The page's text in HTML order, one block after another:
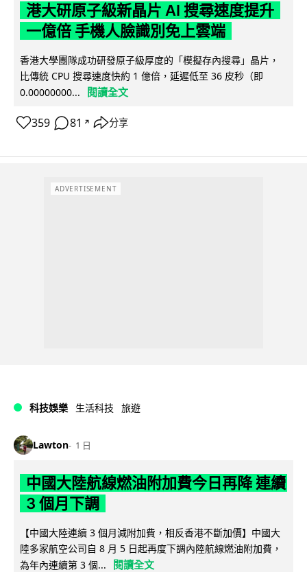
港大研原子級新晶片 AI 搜尋速度提升
一億倍 手機人臉識別免上雲端
香港大學團隊成功研發原子級厚度的「模擬存內搜尋」晶片，
比傳統 CPU 搜尋速度快約 1 億倍，延遲低至 36 皮秒（即
0.00000000...
閱讀全文
359 81 ↗ 分享
ADVERTISEMENT
科技娛樂 生活科技 旅遊
Lawton 1 日
中國大陸航線燃油附加費今日再降 連續
3 個月下調
【中國大陸連續 3 個月減附加費，相反香港不斷加價】中國大
陸多家航空公司自 8 月 5 日起再度下調內陸航線燃油附加費，
為年內連續第 3 個...
閱讀全文